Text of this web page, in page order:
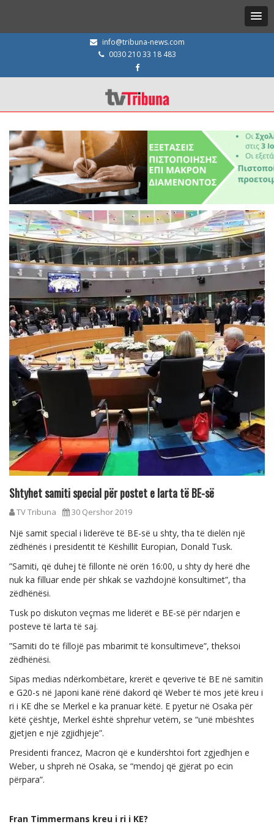
info@tribuna-news.com
0030 210 33 18 483
Shtyhet samiti special për postet e larta të BE-së
TV Tribuna 30 Qershor 2019
Një samit special i liderëve të BE-së u shty, tha të dielën një
zëdhënës i presidentit të Këshillit Europian, Donald Tusk.
”Samiti, që duhej të fillonte në orën 16:00, u shty dy herë dhe
nuk ka filluar ende për shkak se vazhdojnë konsultimet”, tha
zëdhënësi.
Tusk po diskuton veçmas me liderët e BE-së për ndarjen e
posteve të larta të saj.
”Samiti do të fillojë pas mbarimit të konsultimeve”, theksoi
zëdhënësi.
Sipas medias ndërkombëtare, krerët e qeverive të BE në samitin
e G20-s në Japoni kanë rënë dakord që Weber të mos jetë kreu i
ri i KE dhe se Merkel e ka pranuar këtë. E pyetur në Osaka për
këtë çështje, Merkel është shprehur vetëm, se “unë mbështes
gjetjen e një zgjidhjeje”.
Presidenti francez, Macron që e kundërshtoi fort zgjedhjen e
Weber, u shpreh në Osaka, se “mendoj që gjërat po ecin
përpara”.
Fran Timmermans kreu i ri i KE?